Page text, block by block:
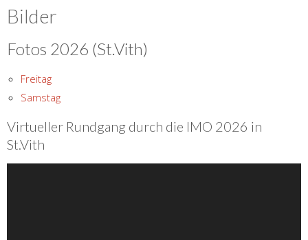
Bilder
Fotos 2026 (St.Vith)
Freitag
Samstag
Virtueller Rundgang durch die IMO 2026 in
St.Vith